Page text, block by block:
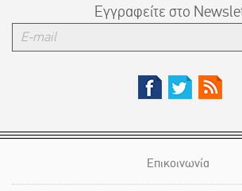
Εγγραφείτε στο
Επικοινωνία